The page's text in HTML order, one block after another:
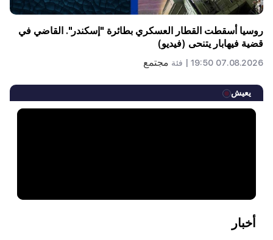
روسيا أسقطت القطار العسكري بطائرة "إسكندر". القاضي في
قضية فيهابار يتنحى (فيديو)
07.08.2026 19:50 | فئة مجتمع
يعيش
أخبار